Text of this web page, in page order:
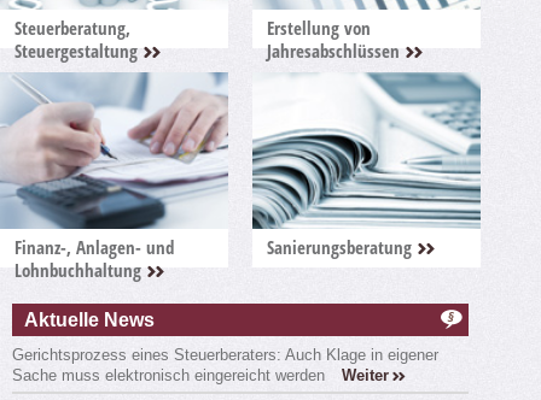
Steuerberatung,
Steuergestaltung
Erstellung von
Jahresabschlüssen
Finanz-, Anlagen- und
Lohnbuchhaltung
Sanierungsberatung
Aktuelle News
Gerichtsprozess eines Steuerberaters: Auch Klage in eigener
Sache muss elektronisch eingereicht werden
Weiter